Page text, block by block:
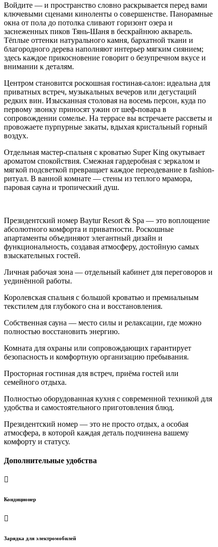
Войдите — и пространство словно раскрывается перед вами
ключевыми сценами киноленты о совершенстве. Панорамные
окна от пола до потолка сливают горизонт озера и
заснеженных пиков Тянь-Шаня в бескрайнюю акварель.
Тёплые оттенки натурального камня, бархатной ткани и
благородного дерева наполняют интерьер мягким сиянием;
здесь каждое прикосновение говорит о безупречном вкусе и
внимании к деталям.
Центром становится роскошная гостиная-салон: идеальна для
приватных встреч, музыкальных вечеров или дегустаций
редких вин. Изысканная столовая на восемь персон, куда по
первому звонку приносят ужин от шеф-повара в
сопровождении сомелье. На террасе вы встречаете рассветы и
провожаете пурпурные закаты, вдыхая кристальный горный
воздух.
Отдельная мастер-спальня с кроватью Super King окутывает
ароматом спокойствия. Смежная гардеробная с зеркалом и
мягкой подсветкой превращает каждое переодевание в fashion-
ритуал. В ванной комнате — стены из теплого мрамора,
паровая сауна и тропический душ.
Президентский номер Baytur Resort & Spa — это воплощение
абсолютного комфорта и приватности. Роскошные
апартаменты объединяют элегантный дизайн и
функциональность, создавая атмосферу, достойную самых
взыскательных гостей.
Личная рабочая зона — отдельный кабинет для переговоров и
уединённой работы.
Королевская спальня с большой кроватью и премиальным
текстилем для глубокого сна и восстановления.
Собственная сауна — место силы и релаксации, где можно
полностью восстановить энергию.
Комната для охраны или сопровождающих гарантирует
безопасность и комфортную организацию пребывания.
Просторная гостиная для встреч, приёма гостей или
семейного отдыха.
Полностью оборудованная кухня с современной техникой для
удобства и самостоятельного приготовления блюд.
Президентский номер — это не просто отдых, а особая
атмосфера, в которой каждая деталь подчинена вашему
комфорту и статусу.
Дополнительные удобства
Кондиционер
Зарядка для электромобилей